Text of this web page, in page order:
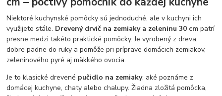
Niektoré kuchynské pomôcky sú jednoduché, ale v kuchyni ich
využijete stále. Drevený drvič na zemiaky a zeleninu 30 cm patrí
presne medzi takéto praktické pomôcky. Je vyrobený z dreva,
dobre padne do ruky a pomôže pri príprave domácich zemiakov,
zeleninového pyré aj mäkkého ovocia.
Je to klasické drevené pučidlo na zemiaky, aké poznáme z
domácej kuchyne, chaty alebo chalupy. Žiadna zložitá pomôcka,